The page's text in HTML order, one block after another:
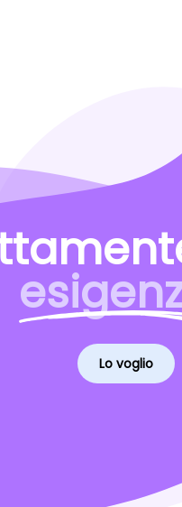
Lo voglio